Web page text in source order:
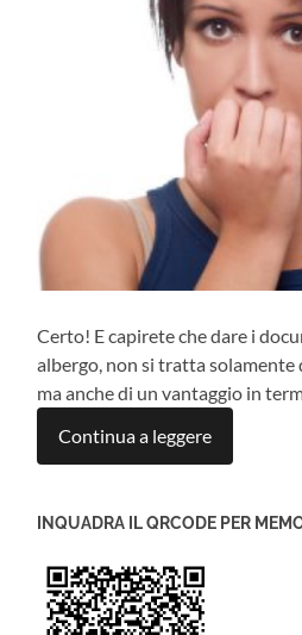
Certo! E capirete che dare i
albergo, non si tratta solamente
ma anche di un vantaggio in
Continua a leggere
INQUADRA IL QRCODE PER